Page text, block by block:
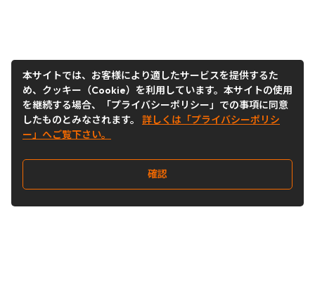
本サイトでは、お客様により適したサービスを提供するた
め、クッキー（Cookie）を利用しています。本サイトの使用
を継続する場合、「プライバシーポリシー」での事項に同意
したものとみなされます。 詳しくは「プライバシーポリシ
ー」へご覧下さい。
確認